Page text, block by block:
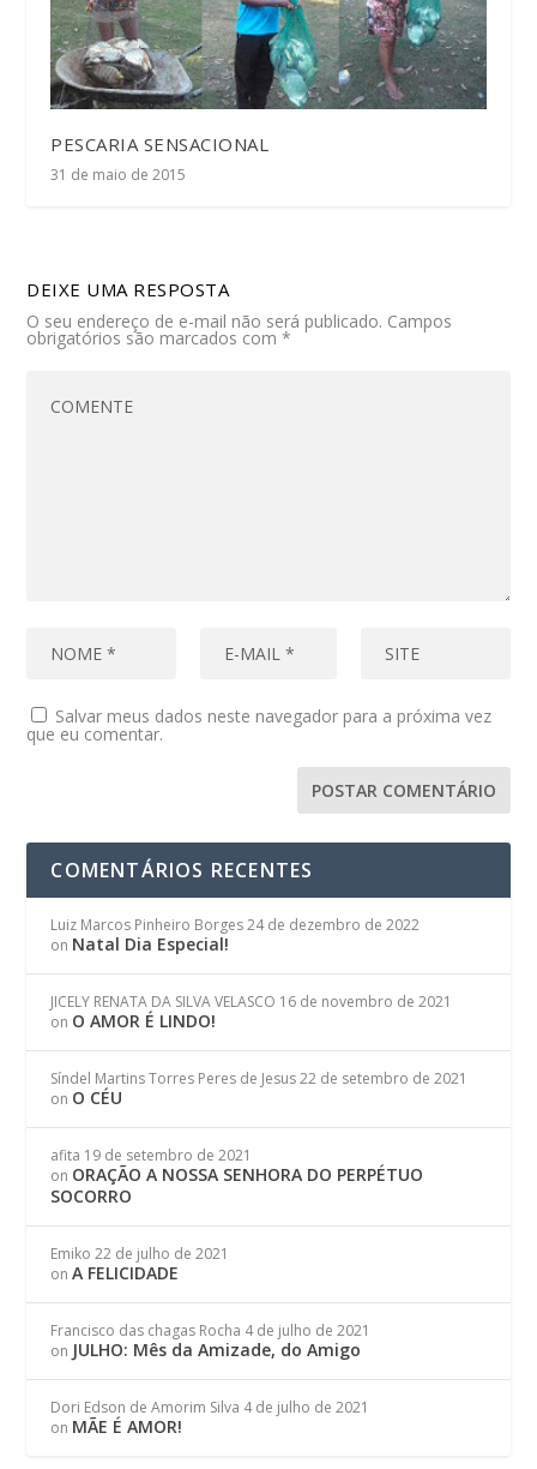
PESCARIA SENSACIONAL
31 de maio de 2015
DEIXE UMA RESPOSTA
O seu endereço de e-mail não será publicado. Campos
obrigatórios são marcados com*
Salvar meus dados neste navegador para a próxima vez
que eu comentar.
COMENTÁRIOS RECENTES
Luiz Marcos Pinheiro Borges 24 de dezembro de 2022
on Natal Dia Especial!
JICELY RENATA DA SILVA VELASCO 16 de novembro de 2021
on O AMOR É LINDO!
Síndel Martins Torres Peres de Jesus 22 de setembro de 2021
on O CÉU
afita 19 de setembro de 2021
on ORAÇÃO A NOSSA SENHORA DO PERPÉTUO
SOCORRO
Emiko 22 de julho de 2021
onA FELICIDADE
Francisco das chagas Rocha 4 de julho de 2021
on JULHO: Mês da Amizade, do Amigo
Dori Edson de Amorim Silva 4 de julho de 2021
on MÃE É AMOR!